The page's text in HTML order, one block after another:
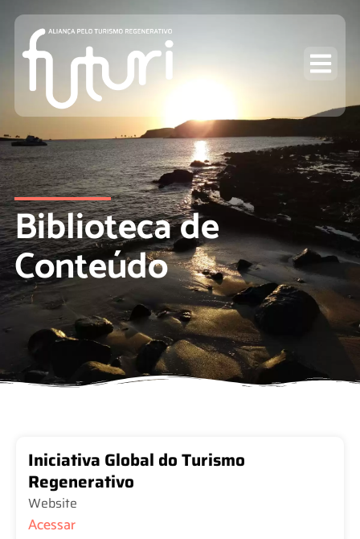
Biblioteca de
Conteúdo
Iniciativa Global do Turismo
Regenerativo
Website
Acessar